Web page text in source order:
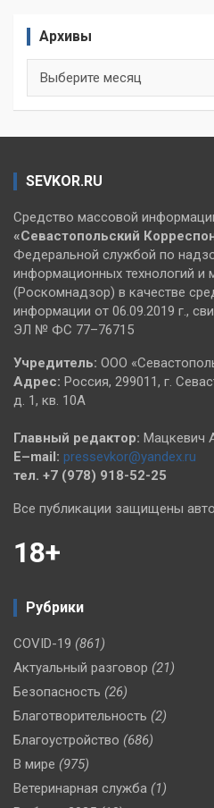
Архивы
SEVKOR.RU
Средство массовой
«Севастопольский
Федеральной службой по
информационных технологий и
(Роскомнадзор) в качестве
информации от 06.09.2019 г.,
ЭЛ № ФС 77–76715
Учредитель: ООО
Адрес: Россия, 299011, г.
д. 1, кв. 10А
Главный редактор: Мацкевич
E–mail: pressevkor@yandex.ru
тел. +7 (978) 918-52-25
Все публикации защищены
18+
Рубрики
COVID-19 (861)
Актуальный разговор (21)
Безопасность (26)
Благотворительность (2)
Благоустройство (686)
В мире (975)
Ветеринарная служба (1)